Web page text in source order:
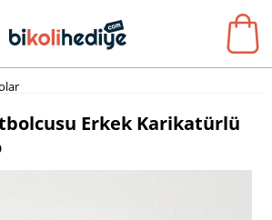
Erkek Karikatürlü